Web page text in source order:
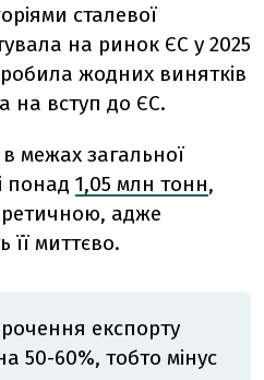
сталевої
на ринок ЄС у 2025
жодних винятків
на вступ до ЄС.
межах загальної
понад 1,05 млн тонн,
адже
її миттєво.
експорту
50-60%, тобто мінус